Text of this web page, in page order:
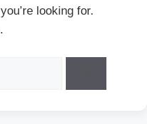
looking for.